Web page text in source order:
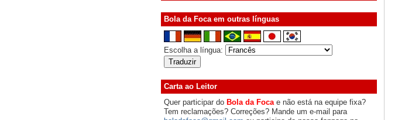
Bola da Foca em outras línguas
Escolha a língua:
Carta ao Leitor
Quer participar do Bola da Focae não está na equipe fixa?
Tem reclamações? Correções? Mande um e-mail para